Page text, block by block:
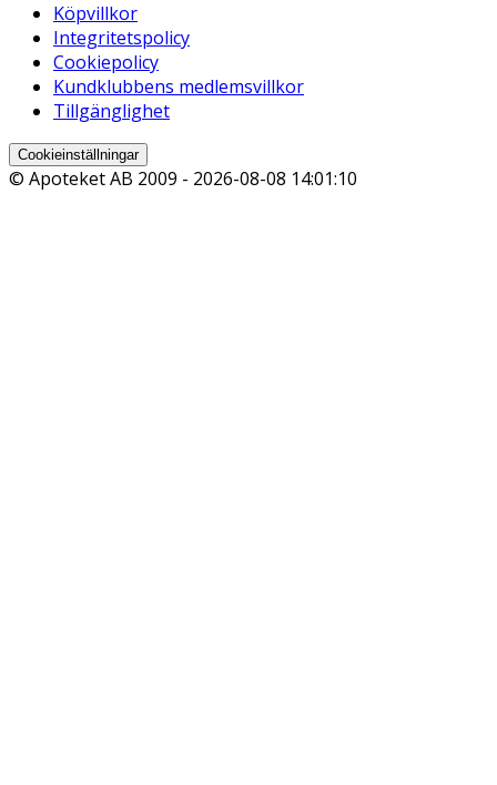
Köpvillkor
Integritetspolicy
Cookiepolicy
Kundklubbens medlemsvillkor
Tillgänglighet
Cookieinställningar
© Apoteket AB 2009 - 2026-08-08 14:01:10